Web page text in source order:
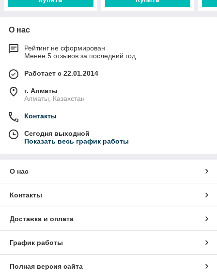
О нас
Рейтинг не сформирован
Менее 5 отзывов за последний год
Работает с 22.01.2014
г. Алматы
Алматы, Казахстан
Контакты
Сегодня выходной
Показать весь график работы
О нас
Контакты
Доставка и оплата
График работы
Полная версия сайта